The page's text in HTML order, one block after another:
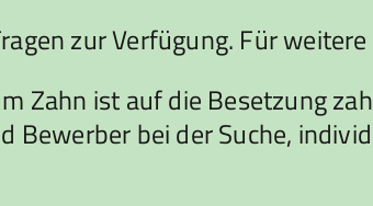
zur Verfügung. Für
Zahn ist auf die Besetzung
bei der Suche,